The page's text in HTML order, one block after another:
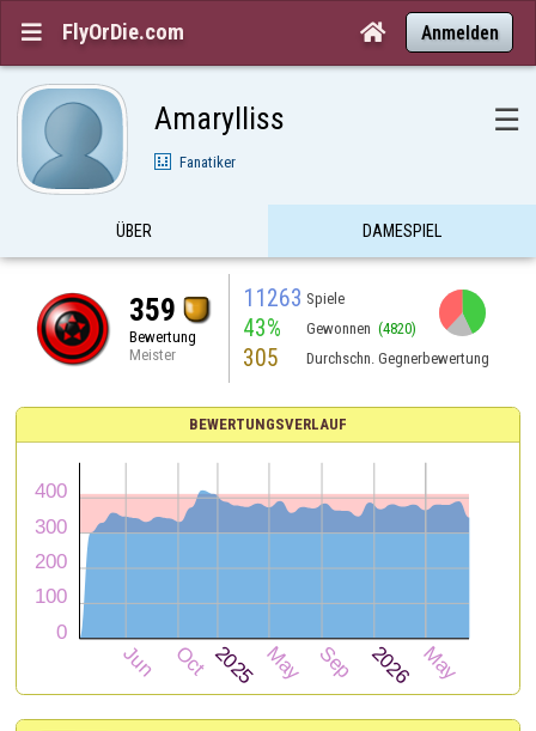
 FlyOrDie.com  Anmelden
Amarylliss ☰
Fanatiker
ÜBER DAMESPIEL
359
Bewertung
Meister
11263 Spiele
43% Gewonnen (4820)
305 Durchschn. Gegnerbewertung
BEWERTUNGSVERLAUF